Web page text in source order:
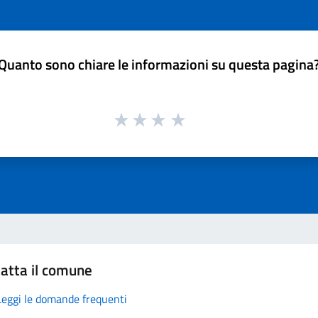
sono chiare le informazioni su questa
il comune
le domande frequenti